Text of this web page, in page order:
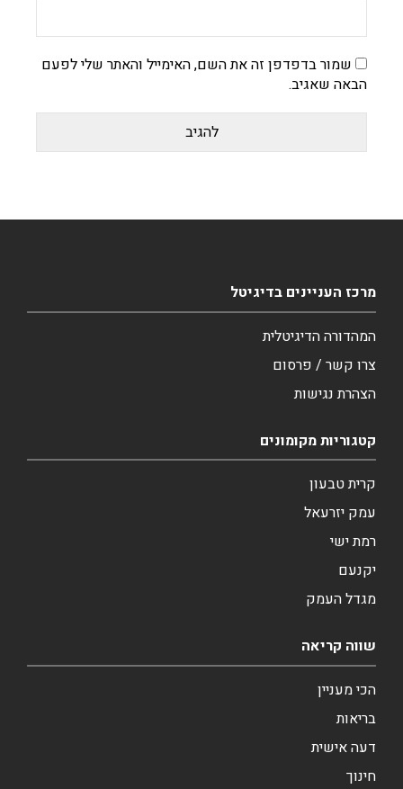
שמור בדפדפן זה את השם, האימייל והאתר שלי לפעם
הבאה שאגיב.
מרכז העניינים בדיגיטל
המהדורה הדיגיטלית
צרו קשר / פרסום
הצהרת נגישות
קטגוריות מקומונים
קרית טבעון
עמק יזרעאל
רמת ישי
יקנעם
מגדל העמק
שווה קריאה
הכי מעניין
בריאות
דעה אישית
חינוך